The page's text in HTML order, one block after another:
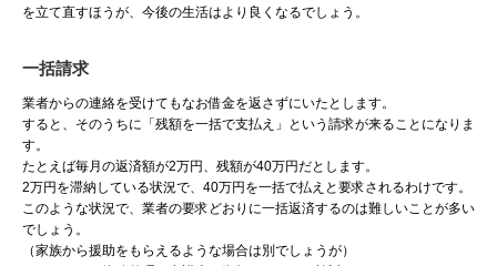
を立て直すほうが、今後の生活はより良くなるでしょう。
一括請求
業者からの連絡を受けてもなお借金を返さずにいたとします。
すると、そのうちに「残額を一括で支払え」という請求が来ることになりま
す。
たとえば毎月の返済額が2万円、残額が40万円だとします。
2万円を滞納している状況で、40万円を一括で払えと要求されるわけです。
このような状況で、業者の要求どおりに一括返済するのは難しいことが多い
でしょう。
（家族から援助をもらえるような場合は別でしょうが）